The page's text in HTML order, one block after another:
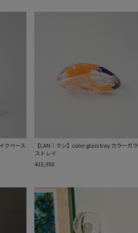
クベース
【LAN｜ラン】color glass tray カラーガラ
ストレイ
¥15,950